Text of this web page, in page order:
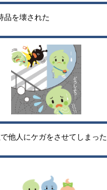
品を壊された
他人にケガをさせてしまった